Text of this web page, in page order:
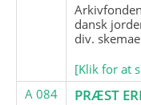
dansk
div.
[Klik for at
A 084
PRÆST